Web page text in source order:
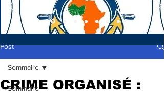
Post
Sommaire
Sommaire
CRIME ORGANISÉ :